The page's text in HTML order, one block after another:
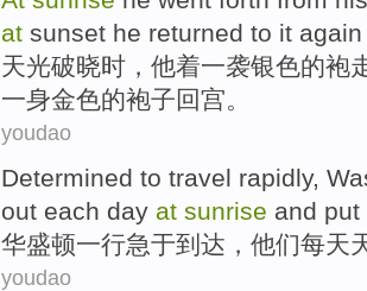
at sunset he returned to it
天光破晓时， 他着一袭银色的袍
一身金色的袍子回宫。
youdao
Determined to travel rapidly,
out each day at sunrise and
华盛顿一行急于到达，他们每天
youdao